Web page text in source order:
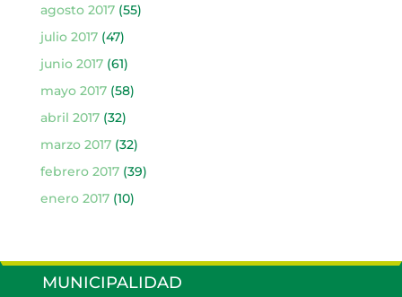
agosto 2017(55)
julio 2017(47)
junio 2017(61)
mayo 2017(58)
abril 2017(32)
marzo 2017(32)
febrero 2017(39)
enero 2017(10)
MUNICIPALIDAD